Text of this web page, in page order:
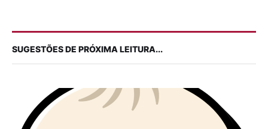
SUGESTÕES DE PRÓXIMA LEITURA...